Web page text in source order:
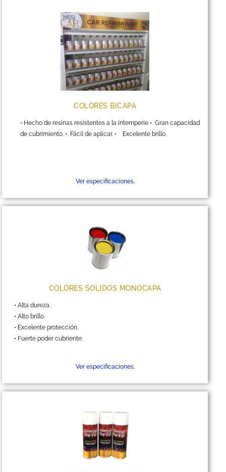
COLORES BICAPA
• Hecho de resinas resistentes a la intemperie • Gran capacidad
de cubrimiento. • Fácil de aplicar. • Excelente brillo.
Ver especificaciones.
COLORES SOLIDOS MONOCAPA
• Alta dureza.
• Alto brillo.
• Excelente protección.
• Fuerte poder cubriente.
Ver especificaciones.